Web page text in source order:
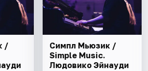
/
Симпл Мьюзик /
Simple Music.
Людовико Эйнауди